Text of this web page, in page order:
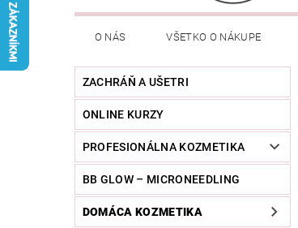
O NÁS VŠETKO O NÁKUPE
ZACHRÁŇ A UŠETRI
ONLINE KURZY
PROFESIONÁLNA KOZMETIKA
BB GLOW – MICRONEEDLING
DOMÁCA KOZMETIKA